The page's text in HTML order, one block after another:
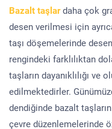
Bazalt taşlardaha çok
desen verilmesi için
taşı döşemelerinde
rengindeki farklılıktan
taşların dayanıklılığı
edilmektedirler.
dendiğinde bazalt
çevre düzenlemelerinde